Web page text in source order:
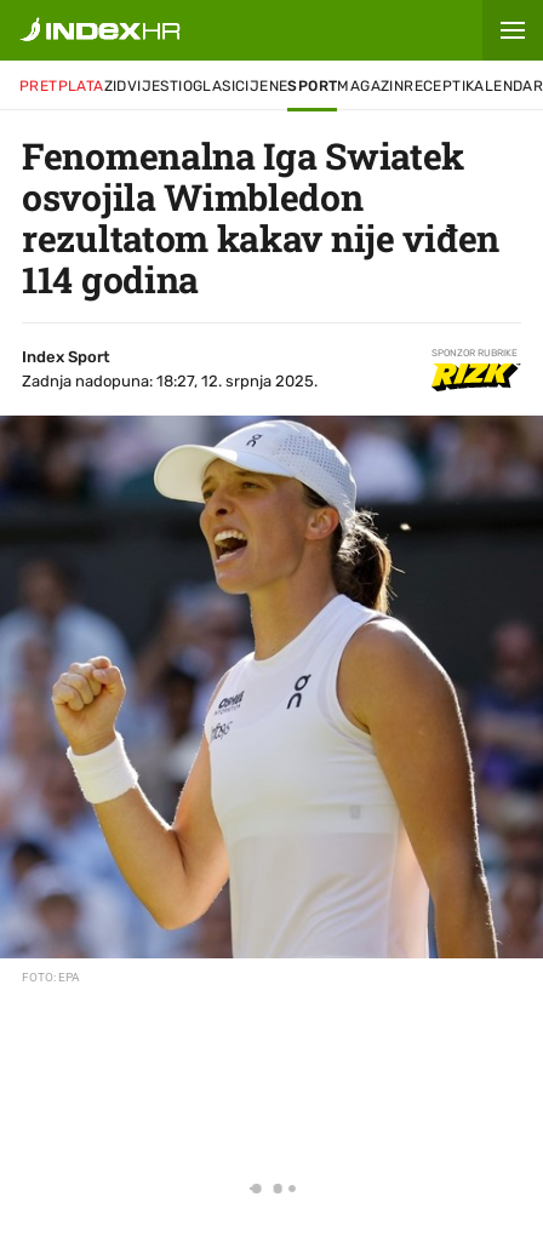
PRETPLATAZIDVIJESTIOGLASICIJENESPORTMAGAZINRECEPTIKALENDAR
Fenomenalna Iga Swiatek
osvojila Wimbledon
rezultatom kakav nije viđen
114 godina
Index Sport
Zadnja nadopuna: 18:27, 12. srpnja 2025.
SPONZOR RUBRIKE
FOTO: EPA